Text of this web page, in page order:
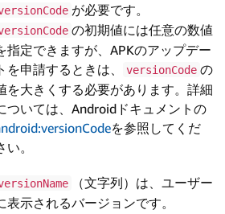
が必要です。
の初期値には任意の数値
指定できますが、APKのアップデー
トを申請するときは、
versionCode の
を大きくする必要があります。詳細
ついては、Androidドキュメントの
を参照してくだ
い。
（文字列）は、ユーザー
表示されるバージョンです。